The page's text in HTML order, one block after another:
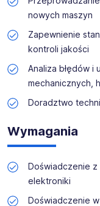
któremu jesteśmy
oddziale w
Kandydatów i
troskliwy itrafny
dysponowaćpełną
Przedstawiamy
każdą ofertę
nowych maszyn
Zapewnienie
kontroli jakości
Analiza błędów i
mechanicznych,
Doradztwo
Wymagania
Doświadczenie z
elektroniki
Doświadczenie